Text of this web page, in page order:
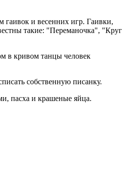
гаивок и весенних игр. Гаивки,
такие: "Переманочка", "Круг
в кривом танцы человек
собственную писанку.
пасха и крашеные яйца.